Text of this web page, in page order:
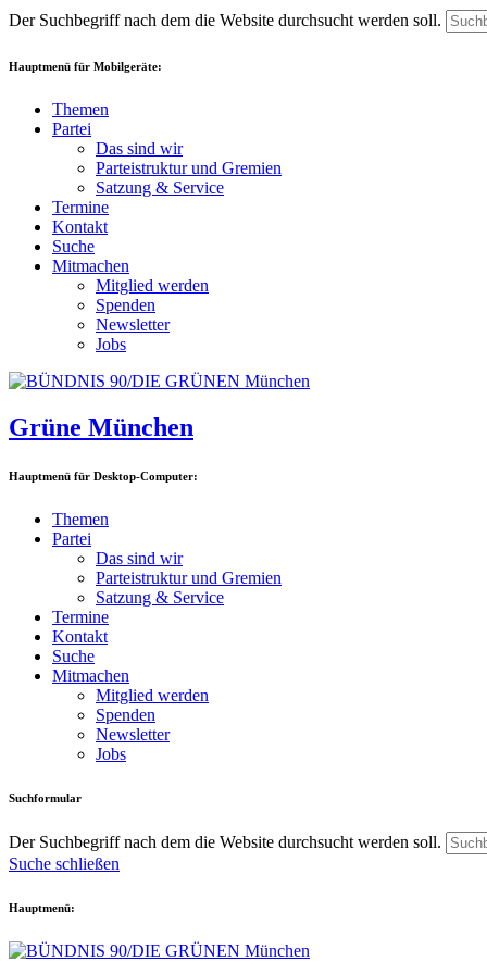
Der Suchbegriff nach dem die Website durchsucht werden soll.
Hauptmenü für Mobilgeräte:
Themen
Partei
Das sind wir
Parteistruktur und Gremien
Satzung & Service
Termine
Kontakt
Suche
Mitmachen
Mitglied werden
Spenden
Newsletter
Jobs
Grüne München
Hauptmenü für Desktop-Computer:
Themen
Partei
Das sind wir
Parteistruktur und Gremien
Satzung & Service
Termine
Kontakt
Suche
Mitmachen
Mitglied werden
Spenden
Newsletter
Jobs
Suchformular
Der Suchbegriff nach dem die Website durchsucht werden soll.
Suche schließen
Hauptmenü: